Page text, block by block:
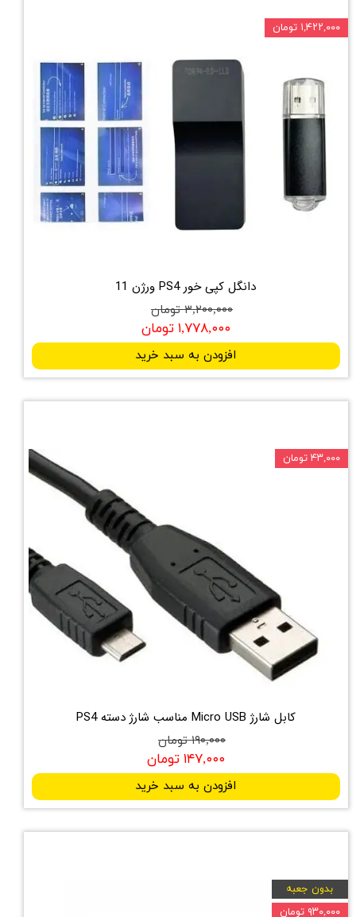
دانگل کپی خور PS4 ورژن 11
۳,۲۰۰,۰۰۰ تومان
۱,۷۷۸,۰۰۰ تومان
افزودن به سبد خرید
۱,۴۲۲,۰۰۰ تومان
کابل شارژ Micro USB مناسب شارژ دسته PS4
۱۹۰,۰۰۰ تومان
۱۴۷,۰۰۰ تومان
افزودن به سبد خرید
۴۳,۰۰۰ تومان
بدون جعبه
۹۳۰,۰۰۰ تومان